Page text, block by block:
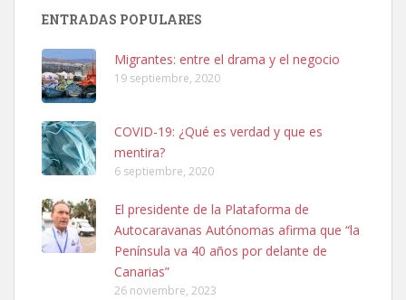
Leales.org » Gran Canaria
SHIBA PERDIDO AVDA JOSE MESA Y LOPEZ
PERRO MACHO RAZA SHIBA CON MICROCHIP PERDIDO HOY
06/07/2025 ZONA MESA Y LOPEZ. ES MUY ASUSTADIZO
Leales.org » Gran Canaria
6.7.2025
ENTRADAS POPULARES
Migrantes: entre el drama y el negocio
19 septiembre, 2020
COVID-19: ¿Qué es verdad y que es
mentira?
6 septiembre, 2020
El presidente de la Plataforma de
Autocaravanas Autónomas afirma que “la
Península va 40 años por delante de
Canarias”
26 noviembre, 2023